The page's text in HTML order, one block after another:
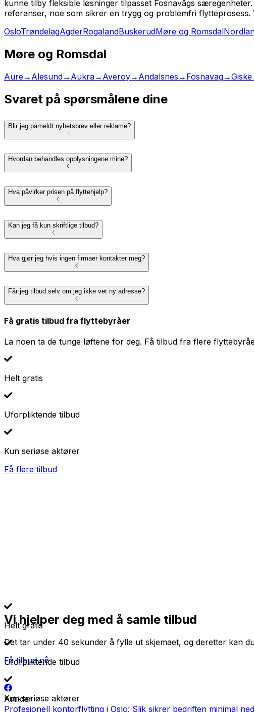
kunne tilby fleksible løsninger tilpasset Fosnavågs
referanser, noe som sikrer en trygg og problemfri
OsloTrøndelagAgderRogalandBuskerudMøre og Romsdal
Møre og Romsdal
Aure→ Alesund→ Aukra→ Averoy→ Andalsnes → Fosnavag→Giske
Svaret på spørsmålene dine
Blir jeg påmeldt nyhetsbrev eller reklame?
Hvordan behandles opplysningene mine?
Hva påvirker prisen på flyttehjelp?
Kan jeg få kun skriftlige tilbud?
Hva gjør jeg hvis ingen firmaer kontakter meg?
Får jeg tilbud selv om jeg ikke vet ny adresse?
Få gratis tilbud fra flyttebyråer
La noen ta de tunge løftene for deg. Få tilbud fra flere
Helt gratis
Uforpliktende tilbud
Kun seriøse aktører
Få flere tilbud
Helt gratis
Uforpliktende tilbud
Kun seriøse aktører
Vi hjelper deg med å samle tilbud
Det tar under 40 sekunder å fylle ut skjemaet, og deretter kan
Få tilbud nå
Artikler
Profesjonell kontorflytting i Oslo: Slik sikrer bedriften minimal